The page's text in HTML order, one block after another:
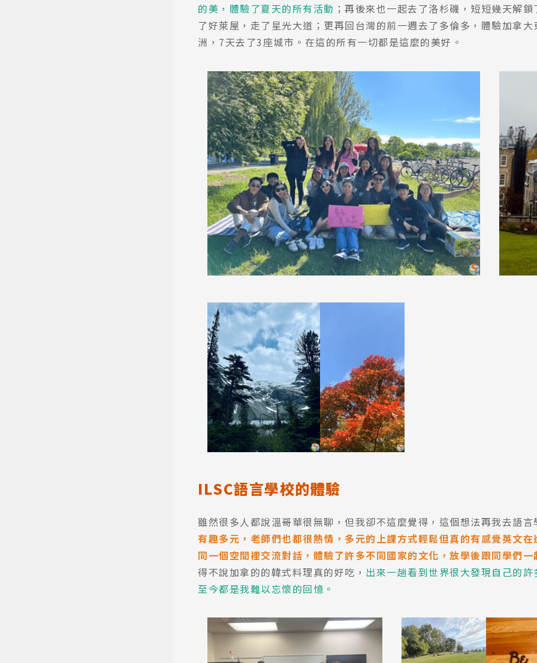
的美，體驗了夏天的所有活動 ；再後來也一起去了洛杉磯，短短幾天解
了好萊屋，走了星光大道；更再回台灣的前一週去了多倫多，體驗加拿
洲，7天去了3座城市。在這的所有一切都是這麼的美好。
ILSC語言學校的體驗
雖然很多人都說溫哥華很無聊，但我卻不這麼覺得，這個想法再我去語
有趣多元，老師們也都很熱情，多元的上課方式輕鬆但真的有感覺英文在
同一個空間裡交流對話，體驗了許多不同國家的文化，放學後跟同學們
得不說加拿的的韓式料理真的好吃， 出來一趟看到世界很大發現自己的
至今都是我難以忘懷的回憶。